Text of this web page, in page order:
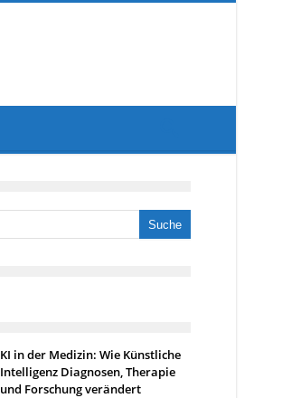
KI in der Medizin: Wie Künstliche
Intelligenz Diagnosen, Therapie
und Forschung verändert